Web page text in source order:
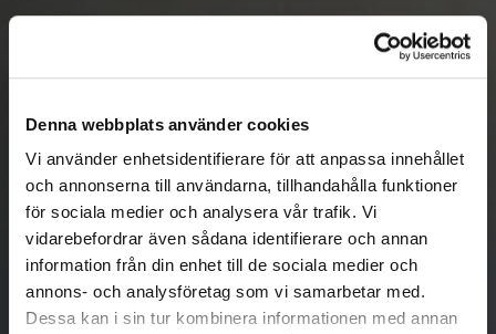
Denna webbplats använder cookies
Vi använder enhetsidentifierare för att anpassa innehållet
och annonserna till användarna, tillhandahålla funktioner
för sociala medier och analysera vår trafik. Vi
vidarebefordrar även sådana identifierare och annan
information från din enhet till de sociala medier och
annons- och analysföretag som vi samarbetar med.
Dessa kan i sin tur kombinera informationen med annan